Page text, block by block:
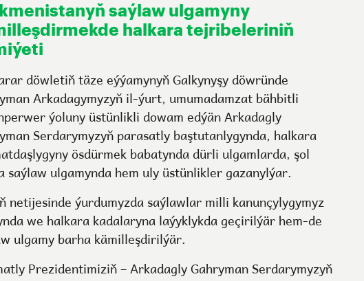
saýlaw ulgamyny
halkara tejribeleriniň
döwletiň täze eýýamynyň Galkynyşy döwründe
Arkadagymyzyň il-ýurt, umumadamzat bähbitli
ýoluny üstünlikli dowam edýän Arkadagly
Serdarymyzyň parasatly baştutanlygynda, halkara
ösdürmek babatynda dürli ulgamlarda, şol
saýlaw ulgamynda hem uly üstünlikler gazanylýar.
netijesinde ýurdumyzda saýlawlar milli kanunçylygymyz
we halkara kadalaryna laýyklykda geçirilýär hem-de
ulgamy barha kämilleşdirilýär.
Prezidentimiziň – Arkadagly Gahryman Serdarymyzyň